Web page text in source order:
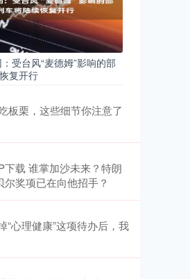
受台风“麦德姆”影响的部
复开行
板栗，这些细节你注意了
载 谁掌加沙未来？特朗
奖项已在向他招手？
“心理健康”这项待办后，我